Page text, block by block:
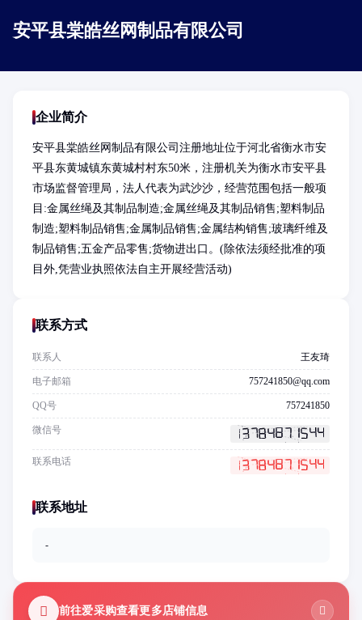
安平县棠皓丝网制品有限公司
企业简介
安平县棠皓丝网制品有限公司注册地址位于河北省衡水市安
平县东黄城镇东黄城村村东50米，注册机关为衡水市安平县
市场监督管理局，法人代表为武沙沙，经营范围包括一般项
目:金属丝绳及其制品制造;金属丝绳及其制品销售;塑料制品
制造;塑料制品销售;金属制品销售;金属结构销售;玻璃纤维及
制品销售;五金产品零售;货物进出口。(除依法须经批准的项
目外,凭营业执照依法自主开展经营活动)
联系方式
联系人 王友琦
电子邮箱 757241850@qq.com
QQ号 757241850
微信号
联系电话
联系地址
-
前往爱采购查看更多店铺信息